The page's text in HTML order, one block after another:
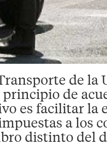
de la
de
es facilitar la
a los
distinto del